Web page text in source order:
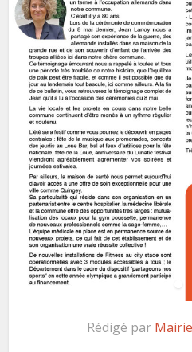
Rédigé par